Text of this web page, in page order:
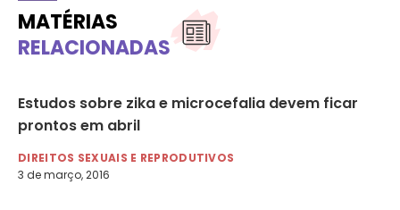
MATÉRIAS
RELACIONADAS
Estudos sobre zika e microcefalia devem ficar
prontos em abril
DIREITOS SEXUAIS E REPRODUTIVOS
3 de março, 2016